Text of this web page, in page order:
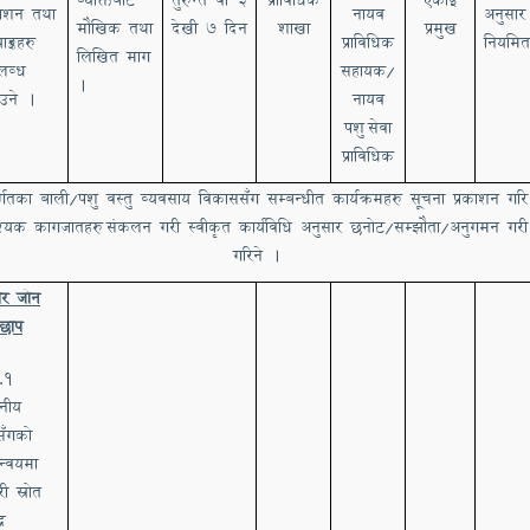
तथा
।
मौखिक तथा
लिखित माग
।
देखी ७ दिन
शाखा
नायव
प्राविधिक
सहायक/
नायव
पशुसेवा
प्राविधिक
प्रमुख
बाली/पशु वस्तु व्यवसाय विकाससँग सम्बन्धीत कार्यक्रमहरु सूचना प्रकाशन
कागजातहरुसंकलन गरी स्वीकृत कार्यविधि अनुसार छनोट/सम्झौता/अनुगमन गरी
गरिने ।
जोन
स्रोत